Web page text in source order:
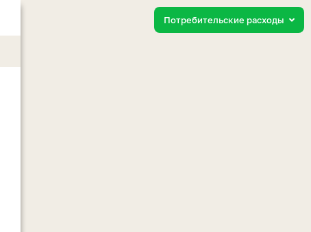
Потребительские расходы